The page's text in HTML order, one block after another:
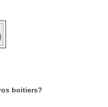
boitiers?